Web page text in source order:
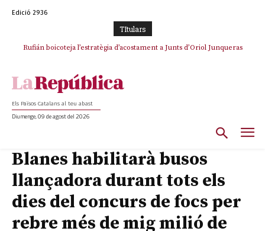
Edició 2936
TItulars
Rufián boicoteja l’estratègia d’acostament a Junts d’Oriol Junqueras
Els Països Catalans al teu abast
Diumenge, 09 de agost del 2026
Blanes habilitarà busos
llançadora durant tots els
dies del concurs de focs per
rebre més de mig milió de